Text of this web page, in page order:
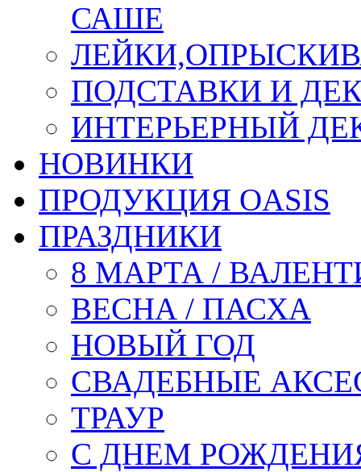
САШЕ
ПОДСТАВКИ И
ИНТЕРЬЕРНЫЙ
НОВИНКИ
ПРОДУКЦИЯ OASIS
ПРАЗДНИКИ
8 МАРТА /
ВЕСНА / ПАСХА
НОВЫЙ ГОД
СВАДЕБНЫЕ
ТРАУР
С ДНЕМ